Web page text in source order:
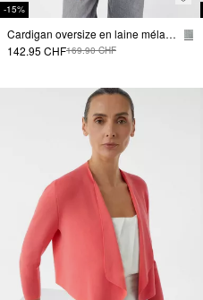
-15%
Cardigan oversize en laine mélangée bicolore
142.95 CHF169.90 CHF